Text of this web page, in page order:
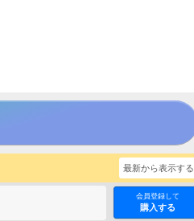
会員登録して
購入する
最新から表示する